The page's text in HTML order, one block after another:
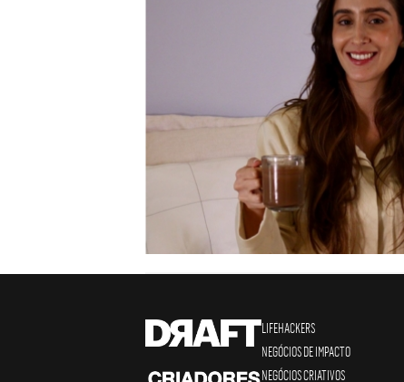
LIFEHACKERS
NEGÓCIOS DE IMPACTO
NEGÓCIOS CRIATIVOS